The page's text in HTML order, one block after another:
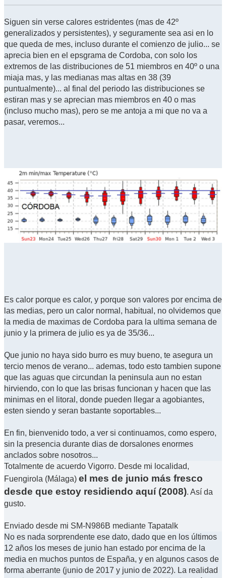
Siguen sin verse calores estridentes (mas de 42º
generalizados y persistentes), y seguramente sea asi en lo
que queda de mes, incluso durante el comienzo de julio... se
aprecia bien en el epsgrama de Cordoba, con solo los
extremos de las distribuciones de 51 miembros en 40º o una
miaja mas, y las medianas mas altas en 38 (39
puntualmente)... al final del periodo las distribuciones se
estiran mas y se aprecian mas miembros en 40 o mas
(incluso mucho mas), pero se me antoja a mi que no va a
pasar, veremos...
Es calor porque es calor, y porque son valores por encima de
las medias, pero un calor normal, habitual, no olvidemos que
la media de maximas de Cordoba para la ultima semana de
junio y la primera de julio es ya de 35/36...
Que junio no haya sido burro es muy bueno, te asegura un
tercio menos de verano... ademas, todo esto tambien supone
que las aguas que circundan la peninsula aun no estan
hirviendo, con lo que las brisas funcionan y hacen que las
minimas en el litoral, donde pueden llegar a agobiantes,
esten siendo y seran bastante soportables...
En fin, bienvenido todo, a ver si continuamos, como espero,
sin la presencia durante dias de dorsalones enormes
anclados sobre nosotros...
Totalmente de acuerdo Vigorro. Desde mi localidad,
Fuengirola (Málaga) el mes de junio más fresco
desde que estoy residiendo aquí (2008). Así da
gusto.
Enviado desde mi SM-N986B mediante Tapatalk
No es nada sorprendente ese dato, dado que en los últimos
12 años los meses de junio han estado por encima de la
media en muchos puntos de España, y en algunos casos de
forma aberrante (junio de 2017 y junio de 2022). La realidad